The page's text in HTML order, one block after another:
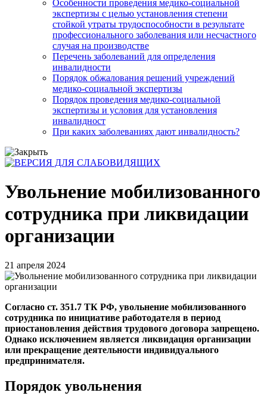
Особенности проведения медико-социальной
экспертизы с целью установления степени
стойкой утраты трудоспособности в результате
профессионального заболевания или несчастного
случая на производстве
Перечень заболеваний для определения
инвалидности
Порядок обжалования решений учреждений
медико-социальной экспертизы
Порядок проведения медико-социальной
экспертизы и условия для установления
инвалидност
При каких заболеваниях дают инвалидность?
Увольнение мобилизованного
сотрудника при ликвидации
организации
21 апреля 2024
Согласно ст. 351.7 ТК РФ, увольнение мобилизованного
сотрудника по инициативе работодателя в период
приостановления действия трудового договора запрещено.
Однако исключением является ликвидация организации
или прекращение деятельности индивидуального
предпринимателя.
Порядок увольнения